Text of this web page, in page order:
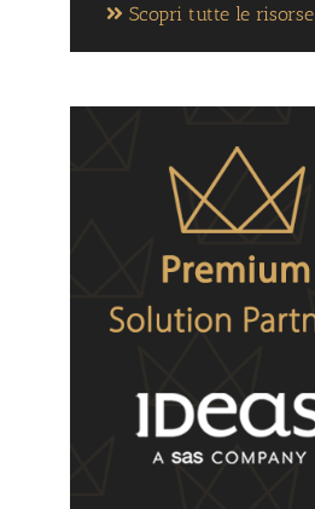
Scopri tutte le risorse